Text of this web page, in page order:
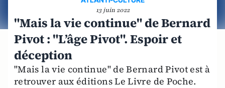
13 juin 2022
"Mais la vie continue" de Bernard
Pivot : "L’âge Pivot". Espoir et
déception
"Mais la vie continue" de Bernard Pivot est à
retrouver aux éditions Le Livre de Poche.